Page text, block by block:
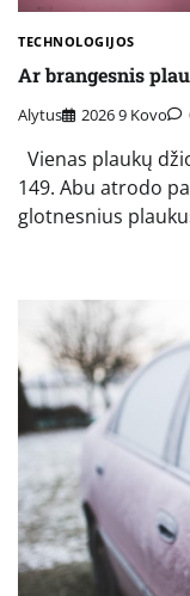
TECHNOLOGIJOS
Ar brangesnis
Alytus 2026 9 Kovo
Vienas plaukų
149. Abu atrodo
glotnesnius